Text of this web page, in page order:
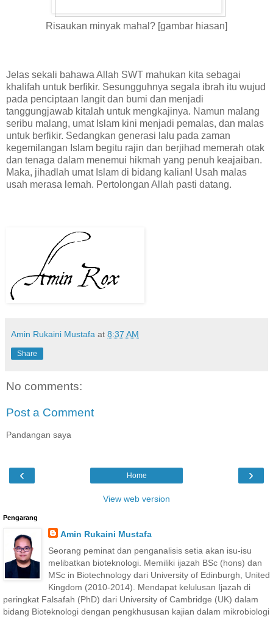
Risaukan minyak mahal? [gambar hiasan]
Jelas sekali bahawa Allah SWT mahukan kita sebagai
khalifah untuk berfikir. Sesungguhnya segala ibrah itu wujud
pada penciptaan langit dan bumi dan menjadi
tanggungjawab kitalah untuk mengkajinya. Namun malang
seribu malang, umat Islam kini menjadi pemalas, dan malas
untuk berfikir. Sedangkan generasi lalu pada zaman
kegemilangan Islam begitu rajin dan berjihad memerah otak
dan tenaga dalam menemui hikmah yang penuh keajaiban.
Maka, jihadlah umat Islam di bidang kalian! Usah malas
usah merasa lemah. Pertolongan Allah pasti datang.
Amin Rukaini Mustafa at 8:37 AM
Share
No comments:
Post a Comment
Pandangan saya
‹ ›
Home
View web version
Pengarang
Amin Rukaini Mustafa
Seorang peminat dan penganalisis setia akan isu-isu
melibatkan bioteknologi. Memiliki ijazah BSc (hons) dan
MSc in Biotechnology dari University of Edinburgh, United
Kingdom (2010-2014). Mendapat kelulusan Ijazah di
peringkat Falsafah (PhD) dari University of Cambridge (UK) dalam
bidang Bioteknologi dengan pengkhususan kajian dalam mikrobiologi